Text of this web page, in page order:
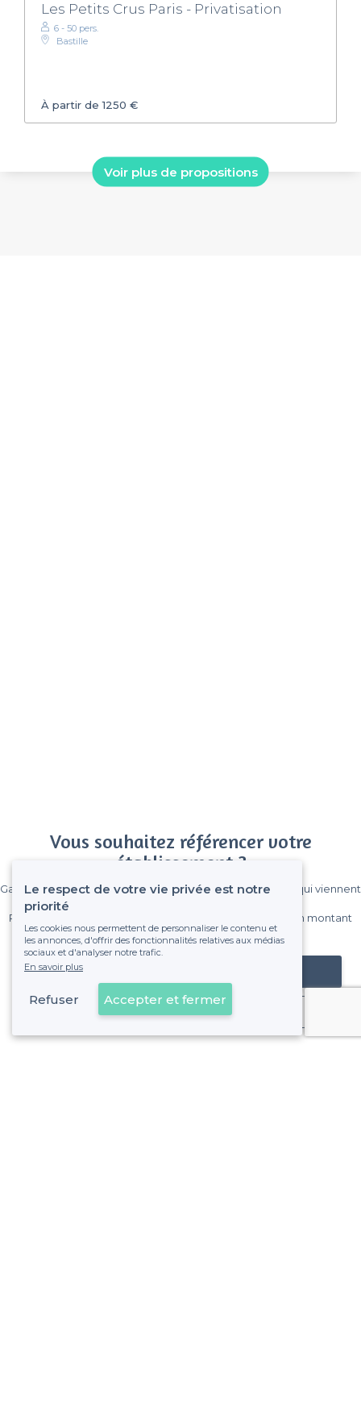
Les Petits Crus Paris - Privatisation
6 - 50 pers.
Bastille
À partir de 1250 €
Voir plus de propositions
Vous souhaitez référencer votre
établissement ?
Gagnez de nombreux clients parmi le million de visiteurs qui viennent
Pas de commissions et sans engagement, vous payez un montant
fixe sans risque de voir déraper la facture.
Référencer mon établissement
Déjà client
Le respect de votre vie privée est notre
priorité
Les cookies nous permettent de personnaliser le contenu et
les annonces, d'offrir des fonctionnalités relatives aux médias
sociaux et d'analyser notre trafic.
En savoir plus
Refuser Accepter et fermer